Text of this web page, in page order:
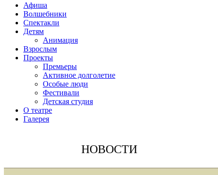
Афиша
Волшебники
Спектакли
Детям
Анимация
Взрослым
Проекты
Премьеры
Активное долголетие
Особые люди
Фестивали
Детская студия
О театре
Галерея
НОВОСТИ